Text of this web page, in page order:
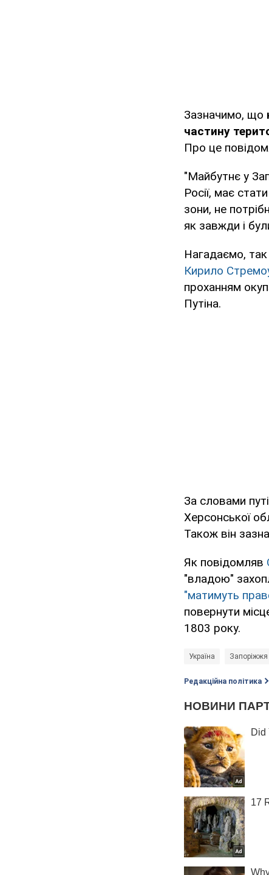
Зазначимо, що
частину
Про це
"Майбутнє у
Росії, має
зони, не
як завжди і
Нагадаємо, так
Кирило
проханням
Путіна.
За словами
Херсонської
Також він
Як повідомляв
"владою"
"матимуть
повернути
1803 року.
Україна Запоріжжя
Редакційна політика